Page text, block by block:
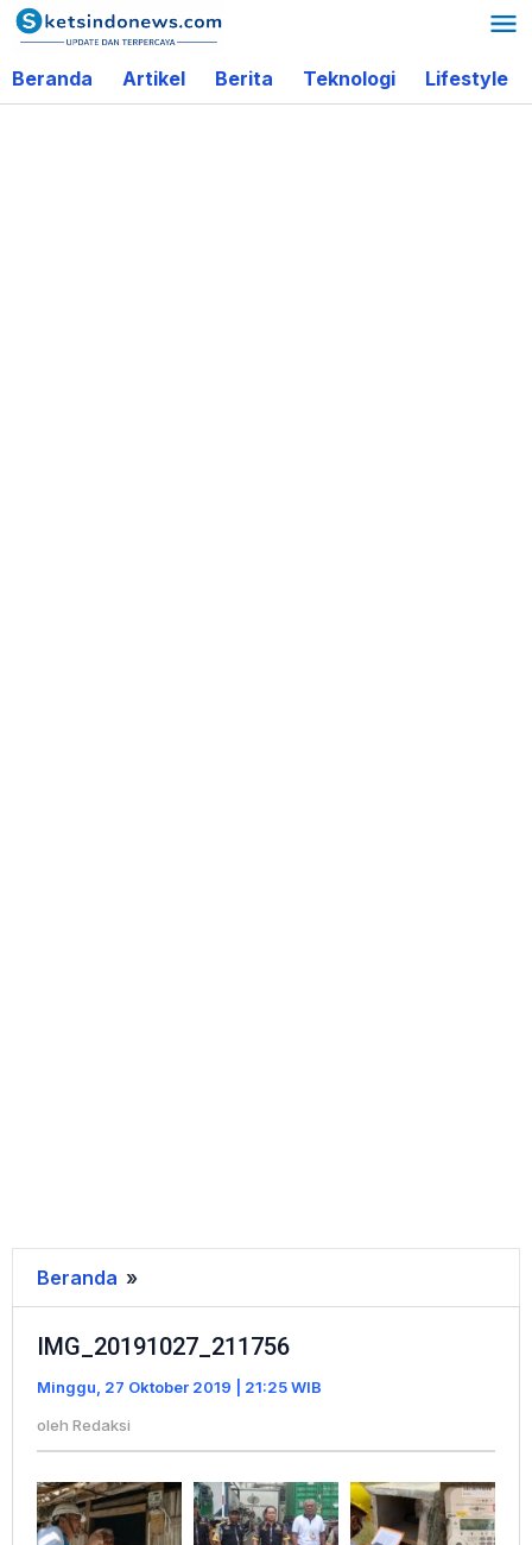
Lewati
ke
konten
Beranda Artikel Berita Teknologi Lifestyle
Beranda »
IMG_20191027_211756
Minggu, 27 Oktober 2019 | 21:25 WIB
oleh Redaksi